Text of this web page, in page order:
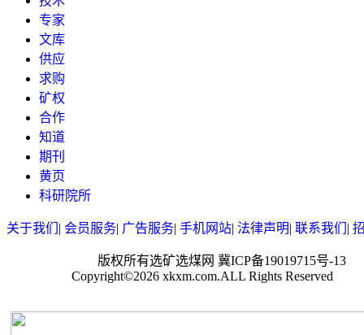
专家
文库
供应
求购
矿权
合作
知道
期刊
黄页
科研院所
关于我们 | 会员服务| 广告服务| 手机网站| 法律声明| 联系我们 |
版权所有选矿选煤网 冀ICP备19019715号-13
Copyright©2026 xkxm.com.ALL Rights Reserved